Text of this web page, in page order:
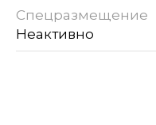
Спецразмещение
Неактивно